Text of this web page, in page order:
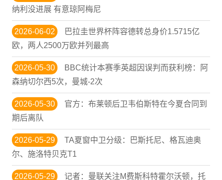
纳利没进展 有意琼阿梅尼
2026-06-02
巴拉圭世界杯阵容德转总身价1.5715亿
欧，两人2500万欧并列最高
2026-05-30
BBC统计本赛季英超因误判而获利榜：阿
森纳切尔西5次，曼城-2次
2026-05-30
官方：布莱顿后卫韦伯斯特在今夏合同到
期后离队
2026-05-29
TA夏窗中卫分级：巴斯托尼、格瓦迪奥
尔、施洛特贝克T1
2026-05-29
记者：曼联关注M费斯科特霍尔沃顿，托